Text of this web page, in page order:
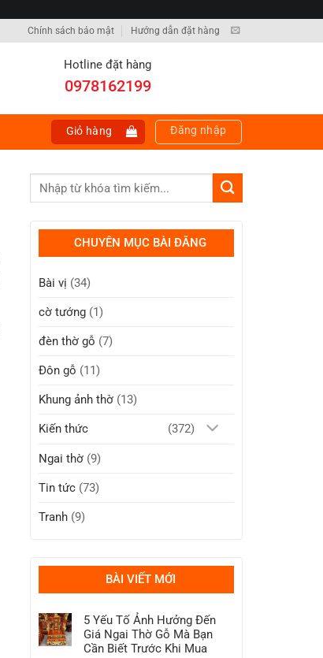
Chính sách bảo mật Hướng dẫn đặt hàng
Hotline đặt hàng
0978162199
Giỏ hàng Đăng nhập
CHUYÊN MỤC BÀI ĐĂNG
Bài vị (34)
cờ tướng (1)
đèn thờ gỗ (7)
Đôn gỗ (11)
Khung ảnh thờ (13)
Kiến thức (372)
Ngai thờ (9)
Tin tức (73)
Tranh (9)
BÀI VIẾT MỚI
5 Yếu Tố Ảnh Hưởng Đến
Giá Ngai Thờ Gỗ Mà Bạn
Cần Biết Trước Khi Mua